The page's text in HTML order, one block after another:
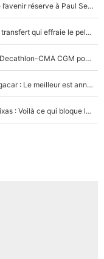
Tour de France - Échec sur échec, voilà ce que l’avenir réserve à Paul Seixas : «Tant qu’il y aura un Pogacar comme celui-là...»
Paul Seixas chez UAE avec Tadej Pogacar : Le transfert qui effraie le peloton, «c’est la pire des choses qui puisse arriver»
Une signature très importante se prépare chez Decathlon-CMA CGM pour aider Paul Seixas à gagner le Tour de France 2027
Paul Seixas en route pour succéder à Tadej Pogacar : Le meilleur est annoncé pour l’avenir de la pépite française
Encore un coup dur pour le projet avec Paul Seixas : Voilà ce qui bloque le transfert d’un coureur chez Decathlon-CMA CGM